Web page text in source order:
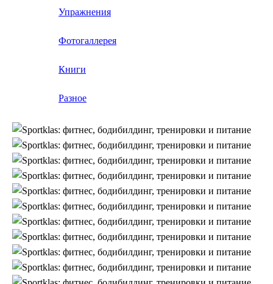
Упражнения
Фотогаллерея
Книги
Разное